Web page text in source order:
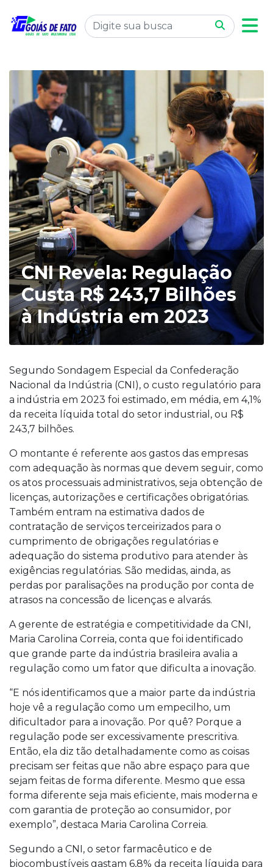
CNI Revela: Regulação
Custa R$ 243,7 Bilhões
à Indústria em 2023
Segundo Sondagem Especial da Confederação
Nacional da Indústria (CNI), o custo regulatório para
a indústria em 2023 foi estimado, em média, em 4,1%
da receita líquida total do setor industrial, ou R$
243,7 bilhões.
O montante é referente aos gastos das empresas
com adequação às normas que devem seguir, como
os atos processuais administrativos, seja obtenção de
licenças, autorizações e certificações obrigatórias.
Também entram na estimativa dados de
contratação de serviços terceirizados para o
cumprimento de obrigações regulatórias e
adequação do sistema produtivo para atender às
exigências regulatórias. São medidas, ainda, as
perdas por paralisações na produção por conta de
atrasos na concessão de licenças e alvarás.
A gerente de estratégia e competitividade da CNI,
Maria Carolina Correia, conta que foi identificado
que grande parte da indústria brasileira avalia a
regulação como um fator que dificulta a inovação.
“E nós identificamos que a maior parte da indústria
hoje vê a regulação como um empecilho, um
dificultador para a inovação. Por quê? Porque a
regulação pode ser excessivamente prescritiva.
Então, ela diz tão detalhadamente como as coisas
precisam ser feitas que não abre espaço para que
sejam feitas de forma diferente. Mesmo que essa
forma diferente seja mais eficiente, mais moderna e
com garantia de proteção ao consumidor, por
exemplo”, destaca Maria Carolina Correia.
Segundo a CNI, o setor farmacêutico e de
biocombustíveis gastam 6,8% da receita líquida para